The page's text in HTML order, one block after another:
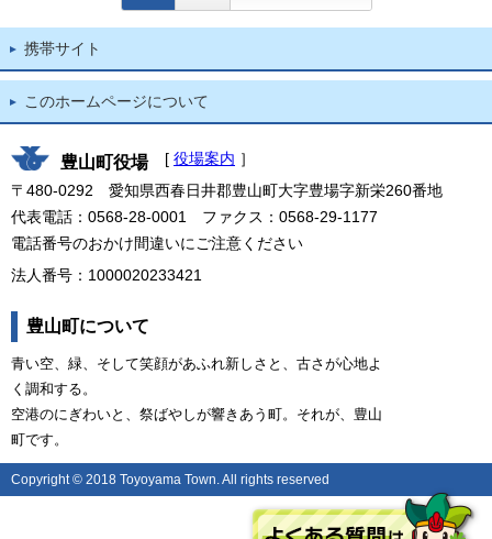
携帯サイト
このホームページについて
豊山町役場 [ 役場案内 ］
〒480-0292 愛知県西春日井郡豊山町大字豊場字新栄260番地
代表電話：0568-28-0001 ファクス：0568-29-1177
電話番号のおかけ間違いにご注意ください
法人番号：1000020233421
豊山町について
青い空、緑、そして笑顔があふれ新しさと、古さが心地よ
く調和する。
空港のにぎわいと、祭ばやしが響きあう町。それが、豊山
町です。
Copyright © 2018 Toyoyama Town. All rights reserved